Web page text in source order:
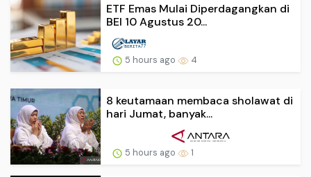
ETF Emas Mulai Diperdagangkan di
BEI 10 Agustus 20...
5 hours ago 4
8 keutamaan membaca sholawat di
hari Jumat, banyak...
5 hours ago 1